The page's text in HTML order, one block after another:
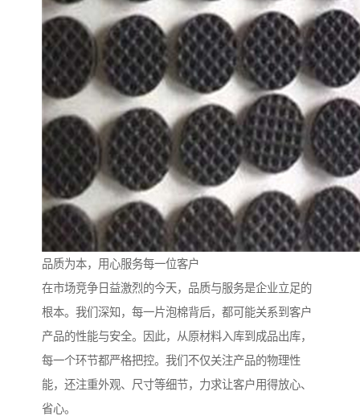
品质为本，用心服务每一位客户
在市场竞争日益激烈的今天，品质与服务是企业立足的
根本。我们深知，每一片泡棉背后，都可能关系到客户
产品的性能与安全。因此，从原材料入库到成品出库，
每一个环节都严格把控。我们不仅关注产品的物理性
能，还注重外观、尺寸等细节，力求让客户用得放心、
省心。